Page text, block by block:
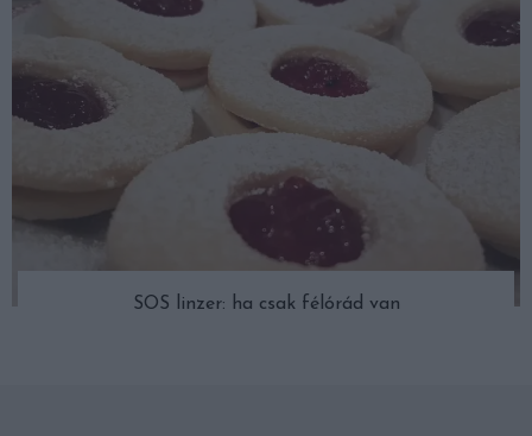
SOS linzer: ha csak félórád van